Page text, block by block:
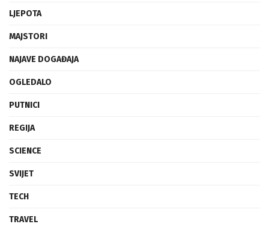
LJEPOTA
MAJSTORI
NAJAVE DOGAĐAJA
OGLEDALO
PUTNICI
REGIJA
SCIENCE
SVIJET
TECH
TRAVEL